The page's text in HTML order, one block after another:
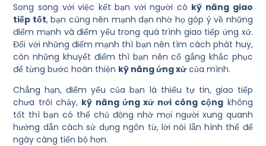
Song song với việc kết bạn với người có kỹ năng giao
tiếp tốt, bạn cũng nên mạnh dạn nhờ họ góp ý về những
điểm mạnh và điểm yếu trong quá trình giao tiếp ứng xử.
Đối với những điểm mạnh thì bạn nên tìm cách phát huy,
còn những khuyết điểm thì bạn nên cố gắng khắc phục
để từng bước hoàn thiện kỹ năng ứng xửcủa mình.
Chẳng hạn, điểm yếu của bạn là thiếu tự tin, giao tiếp
chưa trôi chảy, kỹ năng ứng xử nơi công cộng không
tốt thì bạn có thể chủ động nhờ mọi người xung quanh
hướng dẫn cách sử dụng ngôn từ, lời nói lẫn hình thể để
ngày càng tiến bộ hơn.